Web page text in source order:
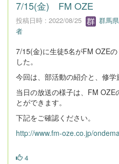
7/15(金) FM OZE
投稿日時 : 2022/08/25
群馬
者
7/15(金)に生徒5名がFM OZE
した。
今回は、部活動の紹介と、修学
当日の放送の様子は、FM OZE
とができます。
下記をご確認ください。
http://www.fm-oze.co.jp/
4